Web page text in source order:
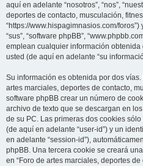
aquí en adelante “nosotros”, “nos”,
deportes de contacto, musculación,
“https://www.hispagimnasios.com/
“sus”, “software phpBB”,
emplean cualquier información
usted (de aquí en adelante “su
Su información es obtenida por dos
artes marciales, deportes de contacto,
software phpBB crear un número de
archivo de texto que se descargan en
de su PC. Las primeras dos cookies
(de aquí en adelante “user-id”) y un
en adelante “session-id”),
phpBB. Una tercera cookie se creará
en “Foro de artes marciales, deportes